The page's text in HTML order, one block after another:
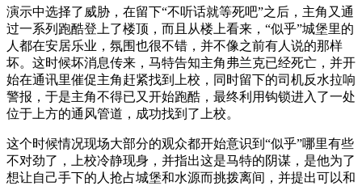
演示中选择了威胁，在留下“不听话就等死吧”之后，主角又通
过一系列跑酷登上了楼顶，而且从楼上看来，“似乎”城堡里的
人都在安居乐业，氛围也很不错，并不像之前有人说的那样
坏。这时候坏消息传来，马特告知主角弗兰克已经死亡，并开
始在通讯里催促主角赶紧找到上校，同时留下的司机反水拉响
警报，于是主角不得已又开始跑酷，最终利用钩锁进入了一处
位于上方的通风管道，成功找到了上校。
这个时候情况现场大部分的观众都开始意识到“似乎”哪里有些
不对劲了，上校冷静现身，并指出这是马特的阴谋，是他为了
想让自己手下的人抢占城堡和水源而挑拨离间，并提出可以和